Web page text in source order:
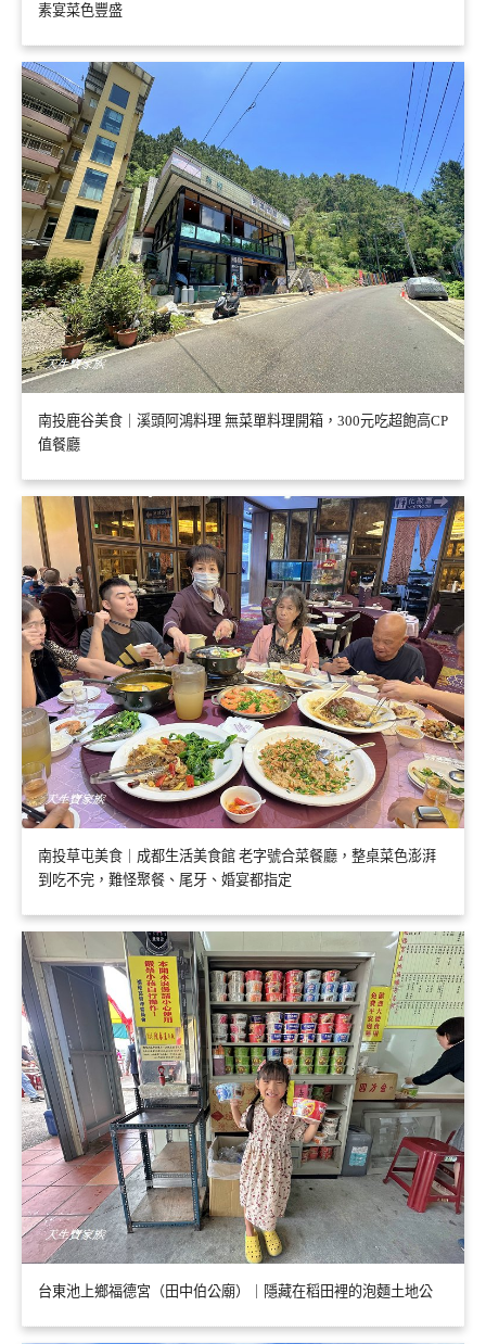
素宴菜色豐盛
南投鹿谷美食｜溪頭阿鴻料理 無菜單料理開箱，300元吃超飽高CP
值餐廳
南投草屯美食｜成都生活美食館 老字號合菜餐廳，整桌菜色澎湃
到吃不完，難怪聚餐、尾牙、婚宴都指定
台東池上鄉福德宮（田中伯公廟）｜隱藏在稻田裡的泡麵土地公